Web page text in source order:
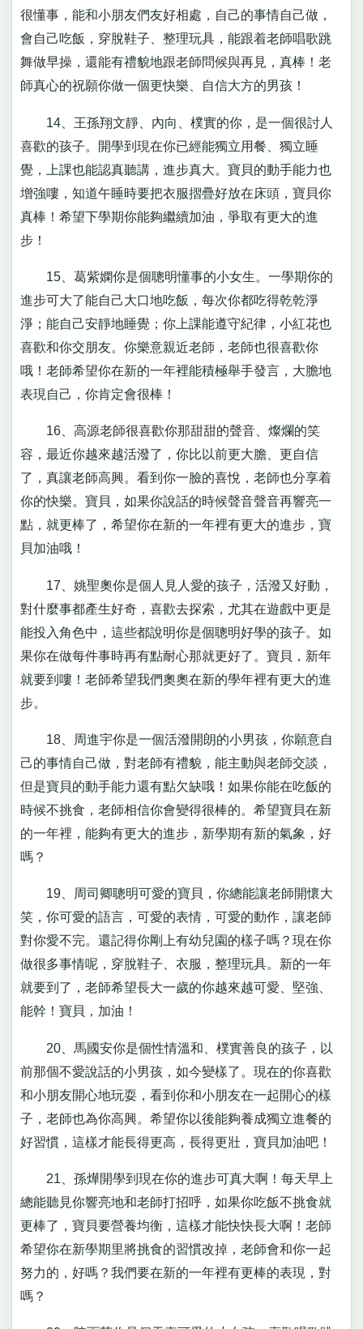
很懂事，能和小朋友們友好相處，自己的事情自己做，
會自己吃飯，穿脫鞋子、整理玩具，能跟着老師唱歌跳
舞做早操，還能有禮貌地跟老師問候與再見，真棒！老
師真心的祝願你做一個更快樂、自信大方的男孩！
14、王孫翔文靜、內向、樸實的你，是一個很討人
喜歡的孩子。開學到現在你已經能獨立用餐、獨立睡
覺，上課也能認真聽講，進步真大。寶貝的動手能力也
增強嘍，知道午睡時要把衣服摺疊好放在床頭，寶貝你
真棒！希望下學期你能夠繼續加油，爭取有更大的進
步！
15、葛紫嫻你是個聰明懂事的小女生。一學期你的
進步可大了能自己大口地吃飯，每次你都吃得乾乾淨
淨；能自己安靜地睡覺；你上課能遵守紀律，小紅花也
喜歡和你交朋友。你樂意親近老師，老師也很喜歡你
哦！老師希望你在新的一年裡能積極舉手發言，大膽地
表現自己，你肯定會很棒！
16、高源老師很喜歡你那甜甜的聲音、燦爛的笑
容，最近你越來越活潑了，你比以前更大膽、更自信
了，真讓老師高興。看到你一臉的喜悅，老師也分享着
你的快樂。寶貝，如果你說話的時候聲音聲音再響亮一
點，就更棒了，希望你在新的一年裡有更大的進步，寶
貝加油哦！
17、姚聖奧你是個人見人愛的孩子，活潑又好動，
對什麼事都產生好奇，喜歡去探索，尤其在遊戲中更是
能投入角色中，這些都說明你是個聰明好學的孩子。如
果你在做每件事時再有點耐心那就更好了。寶貝，新年
就要到嘍！老師希望我們奧奧在新的學年裡有更大的進
步。
18、周進宇你是一個活潑開朗的小男孩，你願意自
己的事情自己做，對老師有禮貌，能主動與老師交談，
但是寶貝的動手能力還有點欠缺哦！如果你能在吃飯的
時候不挑食，老師相信你會變得很棒的。希望寶貝在新
的一年裡，能夠有更大的進步，新學期有新的氣象，好
嗎？
19、周司卿聰明可愛的寶貝，你總能讓老師開懷大
笑，你可愛的語言，可愛的表情，可愛的動作，讓老師
對你愛不完。還記得你剛上有幼兒園的樣子嗎？現在你
做很多事情呢，穿脫鞋子、衣服，整理玩具。新的一年
就要到了，老師希望長大一歲的你越來越可愛、堅強、
能幹！寶貝，加油！
20、馬國安你是個性情溫和、樸實善良的孩子，以
前那個不愛說話的小男孩，如今變樣了。現在的你喜歡
和小朋友開心地玩耍，看到你和小朋友在一起開心的樣
子，老師也為你高興。希望你以後能夠養成獨立進餐的
好習慣，這樣才能長得更高，長得更壯，寶貝加油吧！
21、孫燁開學到現在你的進步可真大啊！每天早上
總能聽見你響亮地和老師打招呼，如果你吃飯不挑食就
更棒了，寶貝要營養均衡，這樣才能快快長大啊！老師
希望你在新學期里將挑食的習慣改掉，老師會和你一起
努力的，好嗎？我們要在新的一年裡有更棒的表現，對
嗎？